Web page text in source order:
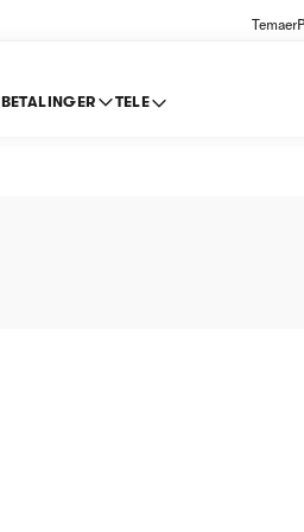
Temaer
BETALINGER TELE